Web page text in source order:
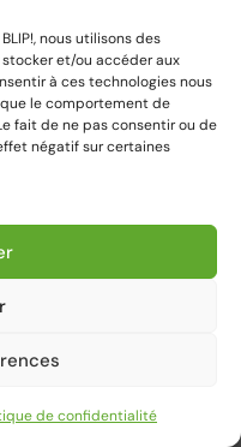
nous utilisons des
et/ou accéder aux
à ces technologies nous
le comportement de
fait de ne pas consentir ou de
négatif sur certaines
de confidentialité
actions en
auteurs
pastiche : du